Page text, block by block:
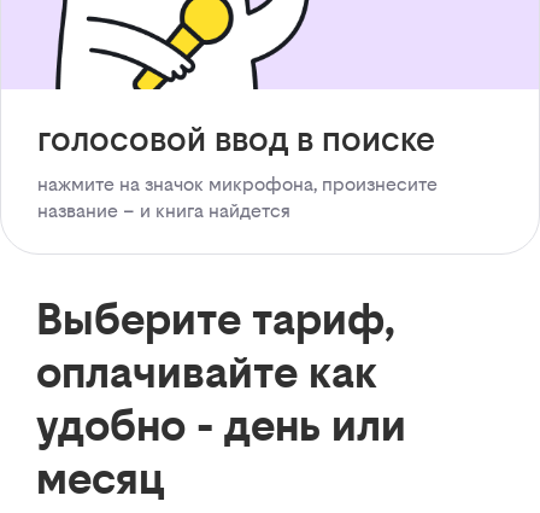
голосовой ввод в поиске
нажмите на значок микрофона, произнесите
название – и книга найдется
Выберите тариф,
оплачивайте как
удобно - день или
месяц